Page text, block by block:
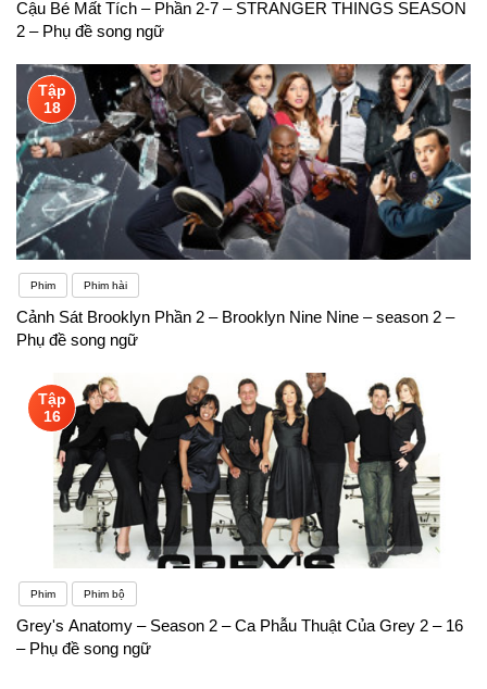
Cậu Bé Mất Tích – Phần 2-7 – STRANGER THINGS SEASON
2 – Phụ đề song ngữ
Tập
18
Phim Phim hài
Cảnh Sát Brooklyn Phần 2 – Brooklyn Nine Nine – season 2 –
Phụ đề song ngữ
Tập
16
Phim Phim bộ
Grey's Anatomy – Season 2 – Ca Phẫu Thuật Của Grey 2 – 16
– Phụ đề song ngữ